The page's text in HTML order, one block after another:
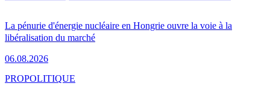
La pénurie d'énergie nucléaire en Hongrie ouvre la voie à la
libéralisation du marché
06.08.2026
PROPOLITIQUE